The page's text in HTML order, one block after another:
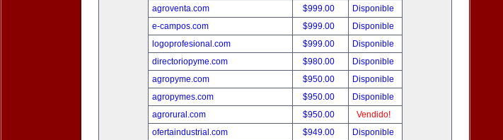
agroventa.com
$999.00
Disponible
e-campos.com
$999.00
Disponible
logoprofesional.com
$999.00
Disponible
directoriopyme.com
$980.00
Disponible
agropyme.com
$950.00
Disponible
agropymes.com
$950.00
Disponible
agrorural.com
$950.00
Vendido!
ofertaindustrial.com
$949.00
Disponible